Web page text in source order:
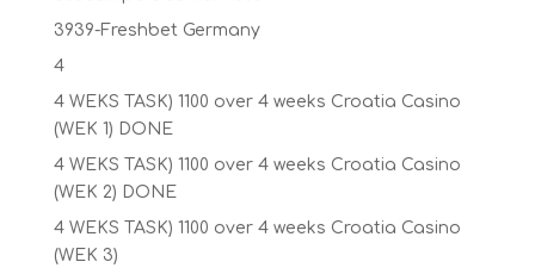
3939-Freshbet Germany
4
4 WEKS TASK) 1100 over 4 weeks Croatia Casino
(WEK 1) DONE
4 WEKS TASK) 1100 over 4 weeks Croatia Casino
(WEK 2) DONE
4 WEKS TASK) 1100 over 4 weeks Croatia Casino
(WEK 3)